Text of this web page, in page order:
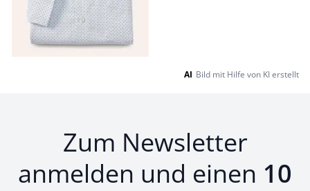
Seite 1 geladen. Zeige Produkte 1 bis 17 von 17.
AI Bild mit Hilfe von KI erstellt
Zum Newsletter
anmelden und einen 10